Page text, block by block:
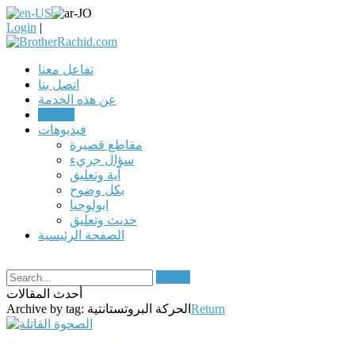
Login |
تفاعل معنا
اتصل بنا
عن هذه الخدمة
فيديوهات
مقاطع قصيرة
سؤال جريء
آية وتعليق
بكل وضوح
ابولوجيا
حديث وتعليق
الصفحة الرئيسية
أحدث المقالات
Archive by tag: الحركة البروتستانتية Return